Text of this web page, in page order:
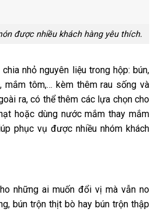
được nhiều khách hàng yêu thích.
nhỏ nguyên liệu trong hộp: bún,
mắm tôm,… kèm thêm rau sống và
ra, có thể thêm các lựa chọn cho
hoặc dùng nước mắm thay mắm
phục vụ được nhiều nhóm khách
những ai muốn đổi vị mà vẫn no
bún trộn thịt bò hay bún trộn thập